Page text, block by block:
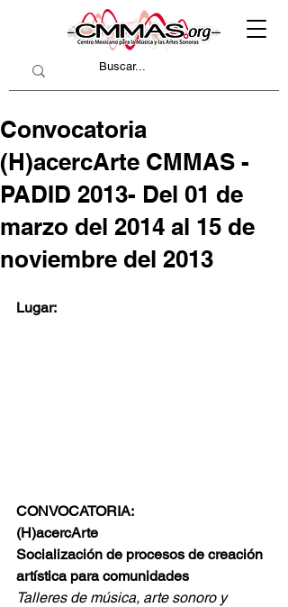
Convocatoria
(H)acercArte CMMAS -
PADID 2013- Del 01 de
marzo del 2014 al 15 de
noviembre del 2013
Lugar:
CONVOCATORIA:
(H)acercArte
Socialización de procesos de creación
artística para comunidades
Talleres de música, arte sonoro y